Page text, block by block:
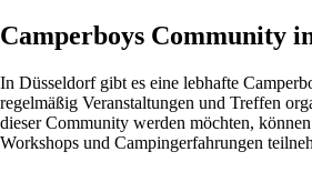
Camperboys Community
In Düsseldorf gibt es eine lebhafte
regelmäßig Veranstaltungen und Treffen
dieser Community werden möchten,
Workshops und Campingerfahrungen